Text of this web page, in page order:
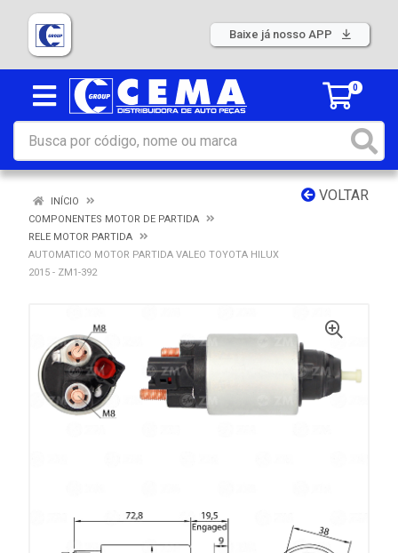
Baixe já nosso APP
0
VOLTAR
INÍCIO
COMPONENTES MOTOR DE PARTIDA
RELE MOTOR PARTIDA
AUTOMATICO MOTOR PARTIDA VALEO TOYOTA HILUX
2015 - ZM1-392